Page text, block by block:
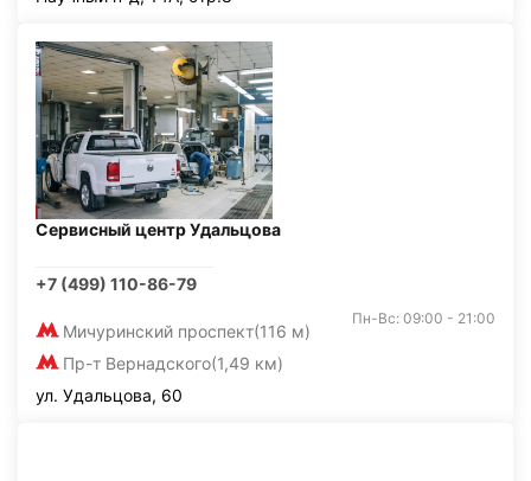
Сервисный центр Удальцова
+7 (499) 110-86-79
Мичуринский проспект(116 м)
Пр-т Вернадского(1,49 км)
Пн-Вс: 09:00 - 21:00
ул. Удальцова, 60